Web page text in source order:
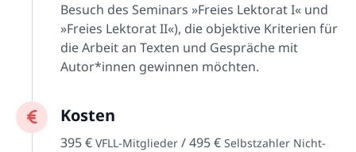
Besuch des Seminars »Freies Lektorat I« und
»Freies Lektorat II«), die objektive Kriterien für
die Arbeit an Texten und Gespräche mit
Autor*innen gewinnen möchten.
Kosten
395 € VFLL-Mitglieder / 495 € Selbstzahler Nicht-